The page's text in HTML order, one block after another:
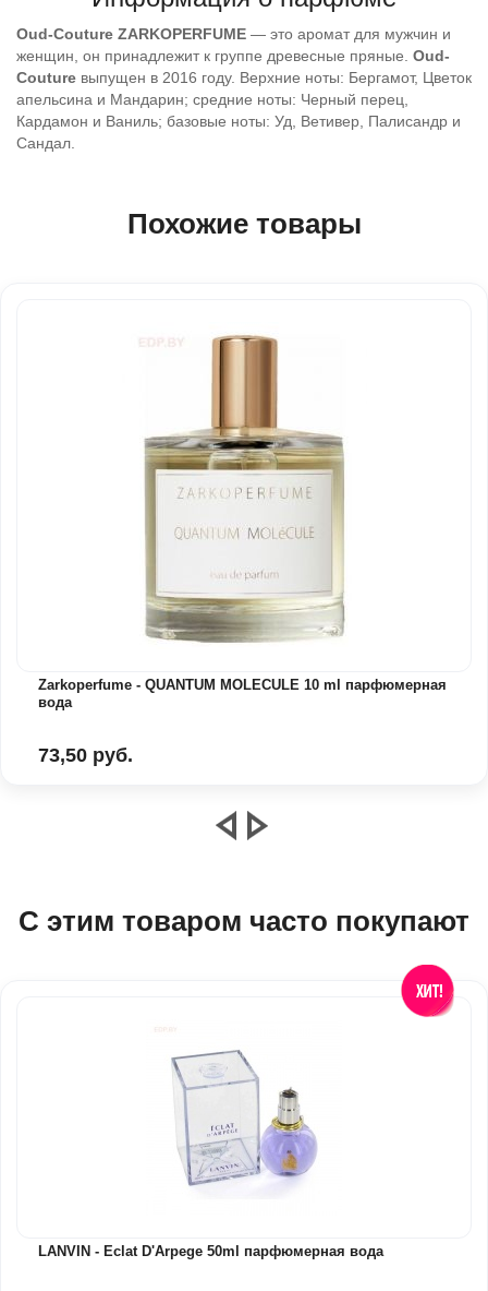
Oud-Couture ZARKOPERFUME — это аромат для мужчин и
женщин, он принадлежит к группе древесные пряные. Oud-
Couture выпущен в 2016 году. Верхние ноты: Бергамот, Цветок
апельсина и Мандарин; средние ноты: Черный перец,
Кардамон и Ваниль; базовые ноты: Уд, Ветивер, Палисандр и
Сандал.
Похожие товары
Zarkoperfume - QUANTUM MOLECULE 10 ml парфюмерная
вода
73,50 руб.
С этим товаром часто покупают
LANVIN - Eclat D'Arpege 50ml парфюмерная вода